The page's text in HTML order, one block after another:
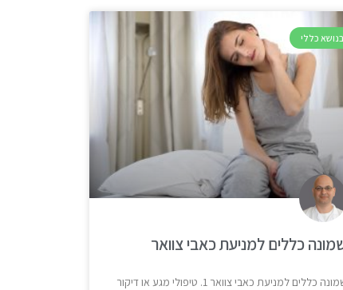
בנושא כללי
כללים למניעת כאבי צוואר
שמונה כללים למניעת כאבי צוואר 1. טיפולי מגע או דיקור